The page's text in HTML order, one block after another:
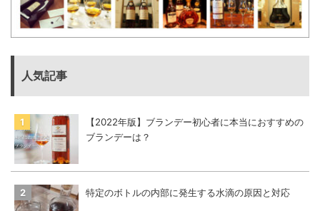
人気記事
【2022年版】ブランデー初心者に本当におすすめの
ブランデーは？
特定のボトルの内部に発生する水滴の原因と対応